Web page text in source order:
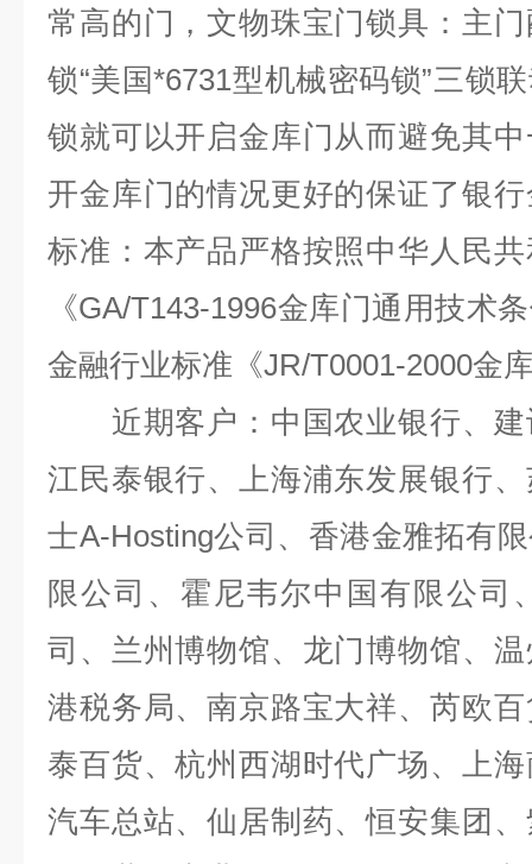
常高的门，文物珠宝门锁具：主
锁“美国*6731型机械密码锁”三锁
锁就可以开启金库门从而避免其
开金库门的情况更好的保证了银
标准：本产品严格按照中华人民
《GA/T143-1996金库门通用技术
金融行业标准《JR/T0001-2000金
近期客户：中国农业银行、建
江民泰银行、上海浦东发展银行
士A-Hosting公司、香港金雅拓有
限公司、霍尼韦尔中国有限公司
司、兰州博物馆、龙门博物馆、
港税务局、南京路宝大祥、芮欧
泰百货、杭州西湖时代广场、上
汽车总站、仙居制药、恒安集团